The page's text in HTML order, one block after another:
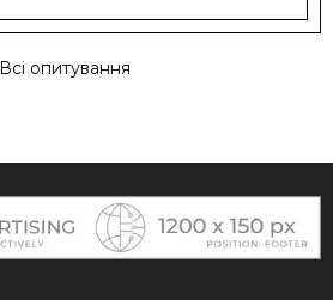
Всі опитування